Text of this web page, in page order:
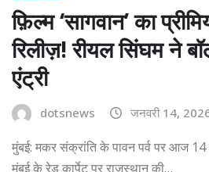
फ़िल्म ‘सागवान’ का
रिलीज़! रीयल सिंघम ने
एंट्री
dotsnews जनवरी 14,
मुंबई: मकर संक्रांति के पावन पर्व पर आज 14
मुंबई के रेड कार्पेट पर राजस्थान की…